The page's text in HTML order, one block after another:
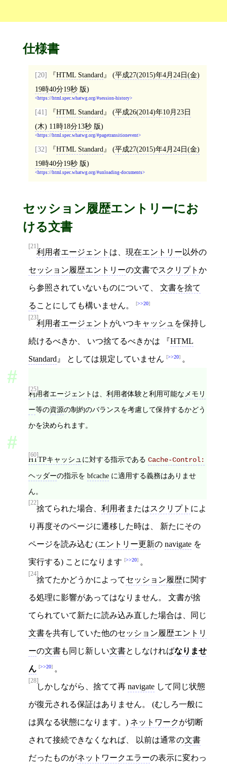
仕様書
[20] HTML Standard (平成27(2015)年4月24日(金)
19時40分19秒版)
https://html.spec.whatwg.org/#session-history
[41] HTML Standard (平成26(2014)年10月23日
(木) 11時18分13秒版)
https://html.spec.whatwg.org/#pagetransitionevent
[32] HTML Standard (平成27(2015)年4月24日(金)
19時40分19秒版)
https://html.spec.whatwg.org/#unloading-documents
セッション履歴エントリーにお
ける文書
[21]
利用者エージェント は、 現在エントリー 以外の
セッション履歴エントリーの文書でスクリプト か
ら参照されていないものについて、 文書を捨て
る ことにしても構いません。 >>20
[23]
利用者エージェント がいつキャッシュ を保持し
続けるべきか、 いつ捨てるべきかは HTML
Standard としては規定していません >>20 。
[25]
利用者エージェント は、 利用者体験と利用可能なメモリ
ー等の資源の制約のバランスを考慮して保持するかどう
かを決められます。
[60]
HTTPキャッシュに対する指示である Cache-Control:
ヘッダーの指示を bfcache に適用する義務はありませ
ん。
[22]
捨てられた場合、 利用者またはスクリプト によ
り再度そのページに遷移した時は、 新たにその
ページを読み込む (エントリー更新の navigate を
実行する) ことになります >>20 。
[24]
捨てたかどうかによってセッション履歴に関す
る処理に影響があってはなりません。 文書が捨
てられていて新たに読み込み直した場合は、同じ
文書を共有していた他のセッション履歴エントリ
ーの文書も同じ新しい文書としなければなりませ
ん >>20 。
[28]
しかしながら、捨てて再 navigate して同じ状態
が復元される保証はありません。 (むしろ一般に
は異なる状態になります。) ネットワークが切断
されて接続できなくなれば、 以前は通常の文書
だったものがネットワークエラーの表示に変わっ